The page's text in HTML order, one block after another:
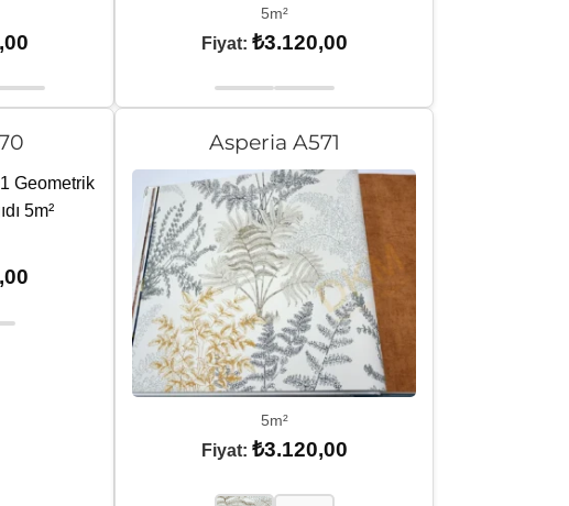
5m²
Fiyat: ₺3.120,00
Asperia A571
5m²
Fiyat: ₺3.120,00